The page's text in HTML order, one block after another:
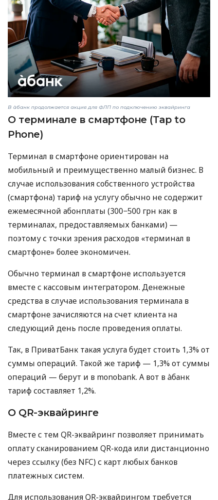
В àбанк продолжается акция для ФЛП по подключению эквайринга
О терминале в смартфоне (Tap to
Phone)
Терминал в смартфоне ориентирован на
мобильный и преимущественно малый бизнес. В
случае использования собственного устройства
(смартфона) тариф на услугу обычно не содержит
ежемесячной абонплаты (300−500 грн как в
терминалах, предоставляемых банками) —
поэтому с точки зрения расходов «терминал в
смартфоне» более экономичен.
Обычно терминал в смартфоне используется
вместе с кассовым интегратором. Денежные
средства в случае использования терминала в
смартфоне зачисляются на счет клиента на
следующий день после проведения оплаты.
Так, в ПриватБанк такая услуга будет стоить 1,3% от
суммы операций. Такой же тариф — 1,3% от суммы
операций — берут и в monobank. А вот в àбанк
тариф составляет 1,2%.
О QR-эквайринге
Вместе с тем QR-эквайринг позволяет принимать
оплату сканированием QR-кода или дистанционно
через ссылку (без NFC) с карт любых банков
платежных систем.
Для использования QR-эквайрингом требуется